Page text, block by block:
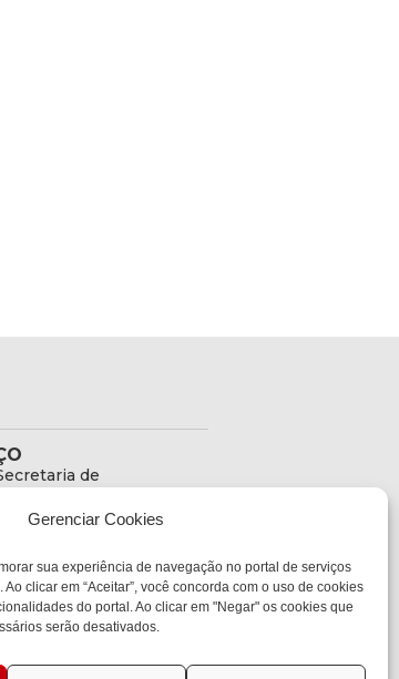
Gerenciar Cookies
sua experiência de navegação no portal de serviços
clicar em “Aceitar”, você concorda com o uso de cookies
do portal. Ao clicar em "Negar" os cookies que
serão desativados.
de
Social
Aducci, 1214 -
Florianópolis -